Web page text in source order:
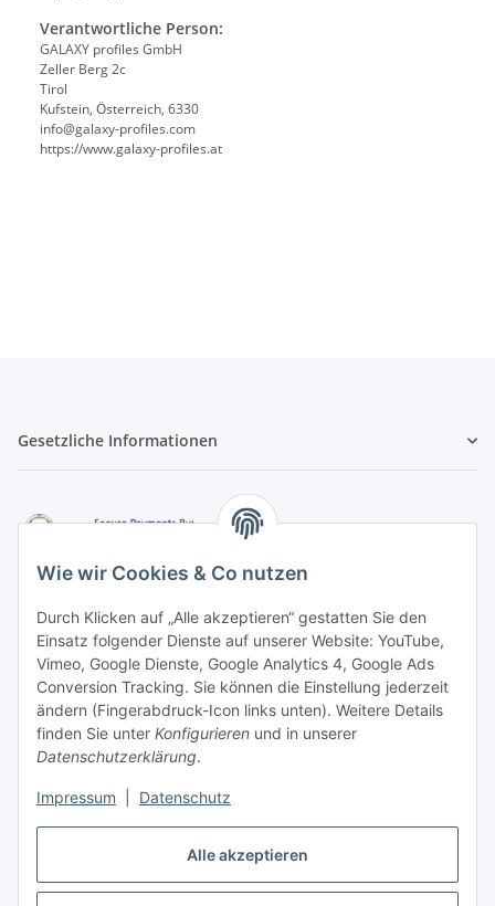
Alle akzeptieren
Wie wir Cookies & Co nutzen
Durch Klicken auf „Alle akzeptieren“ gestatten Sie den
Einsatz folgender Dienste auf unserer Website: YouTube,
Vimeo, Google Dienste, Google Analytics 4, Google Ads
Conversion Tracking. Sie können die Einstellung jederzeit
ändern (Fingerabdruck-Icon links unten). Weitere Details
finden Sie unter Konfigurieren und in unserer
Datenschutzerklärung.
Impressum Datenschutz
Verantwortliche Person:
GALAXY profiles GmbH
Zeller Berg 2c
Tirol
Kufstein, Österreich, 6330
info@galaxy-profiles.com
https://www.galaxy-profiles.at
Gesetzliche Informationen
Vorkasse per Überweisung
Zahlung per PayPal
Zahlung per Google Pay (PayPal)
Zahlung per Apple Pay (PayPal)
Zahlung per amazon payments
FAQ
Weitere Informationen